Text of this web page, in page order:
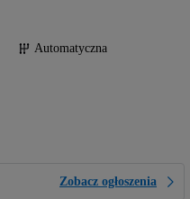
Automatyczna
Zobacz ogłoszenia